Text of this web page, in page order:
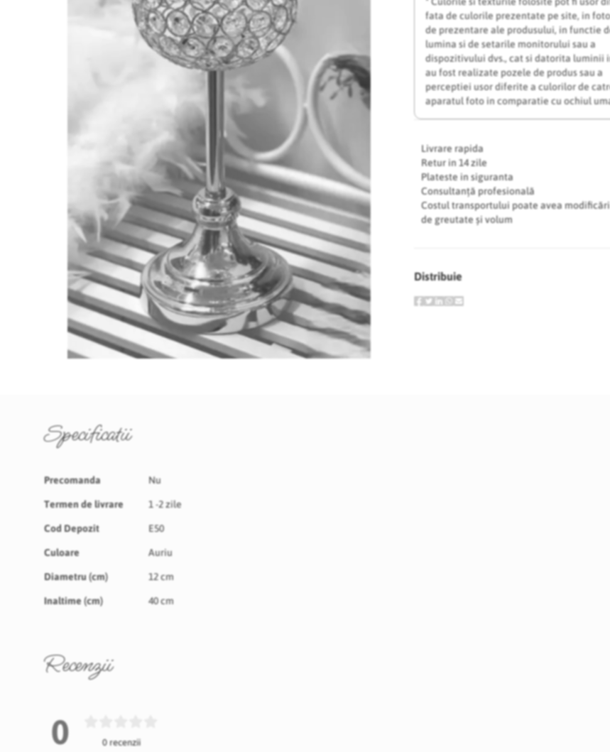
the
images
fata de culorile prezentate pe site, in
de prezentare ale produsului, in functie
lumina si de setarile monitorului sau a
dispozitivului dvs., cat si datorita luminii
au fost realizate pozele de produs sau a
perceptiei usor diferite a culorilor de
aparatul foto in comparatie cu ochiul
Livrare rapida
Retur in 14 zile
Plateste in siguranta
Consultanță profesională
Costul transportului poate avea
de greutate și volum
Distribuie
Specificatii
Specificatii
Precomanda Nu
Termen de livrare 1 -2 zile
Cod Depozit E50
Culoare Auriu
Diametru (cm) 12 cm
Inaltime (cm) 40 cm
Recenzii
0 0 recenzii